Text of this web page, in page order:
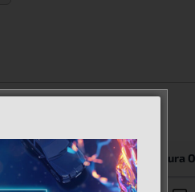
Copertura